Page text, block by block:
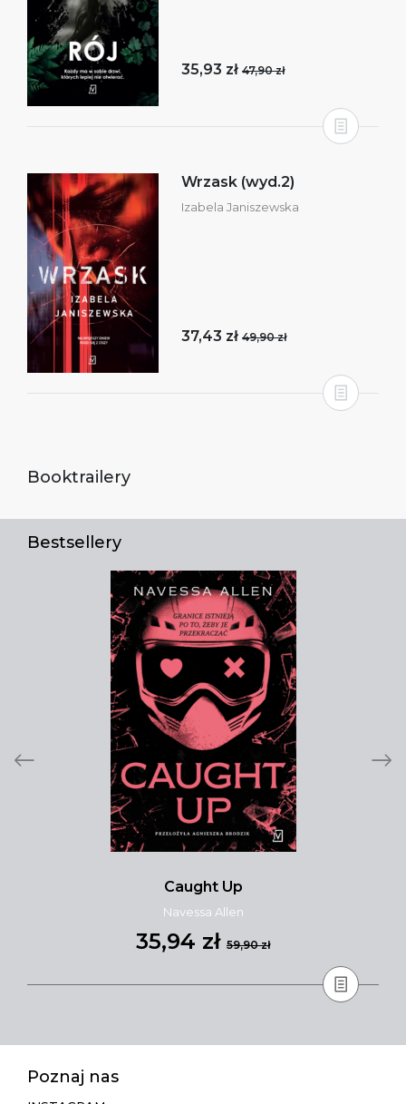
35,93 zł 47,90 zł
Wrzask (wyd.2)
Izabela Janiszewska
37,43 zł 49,90 zł
Booktrailery
Bestsellery
Caught Up
Navessa Allen
35,94 zł 59,90 zł
Poznaj nas